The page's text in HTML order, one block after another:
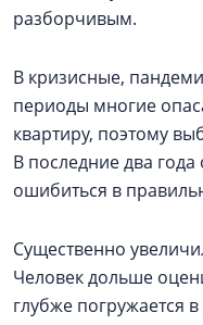
разборчивым.
В кризисные,
периоды многие
квартиру, поэтому
В последние два
ошибиться в
Существенно
Человек дольше
глубже погружается